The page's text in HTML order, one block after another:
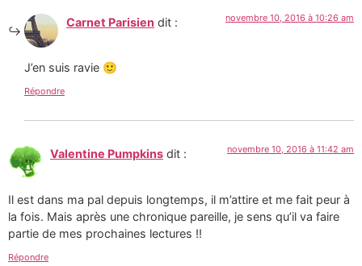
Carnet Parisien dit : novembre 10, 2016 à 10:26 am
J’en suis ravie 🙂
Répondre
Valentine Pumpkins dit : novembre 10, 2016 à 11:42 am
Il est dans ma pal depuis longtemps, il m’attire et me fait peur à
la fois. Mais après une chronique pareille, je sens qu’il va faire
partie de mes prochaines lectures !!
Répondre